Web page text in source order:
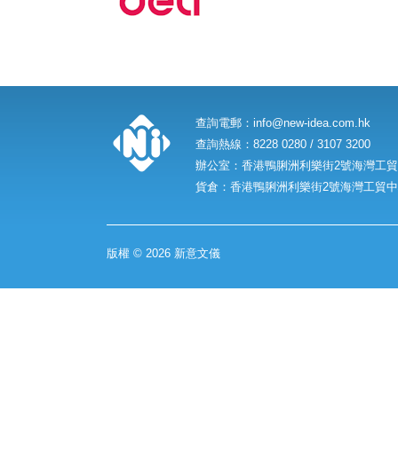
查詢電郵： info@new-idea.com.hk
查詢熱線：8228 0280 / 3107 3200
辦公室：香港鴨脷洲利樂街2號海灣工
貨倉：香港鴨脷洲利樂街2號海灣工貿
版權 © 2026 新意文儀